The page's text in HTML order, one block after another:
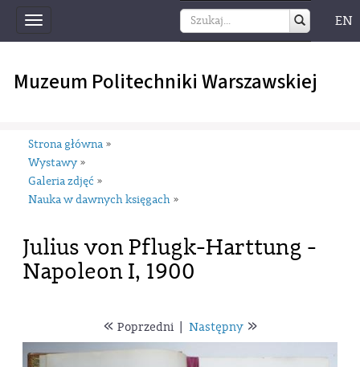
Toggle
navigation
EN
Muzeum Politechniki Warszawskiej
Strona główna »
Wystawy »
Galeria zdjęć »
Nauka w dawnych księgach »
Julius von Pflugk-Harttung -
Napoleon I, 1900
« Poprzedni Następny»